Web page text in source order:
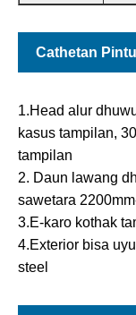
Cathetan
1.Head alur
kasus tampilan,
tampilan
2. Daun lawang
sawetara
3.E-karo kothak
4.Exterior bisa
steel